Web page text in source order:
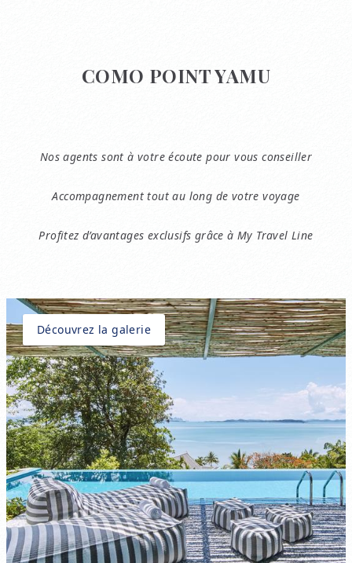
COMO POINT YAMU
Nos agents sont à votre écoute pour vous conseiller
Accompagnement tout au long de votre voyage
Profitez d’avantages exclusifs grâce à My Travel Line
Découvrez la galerie